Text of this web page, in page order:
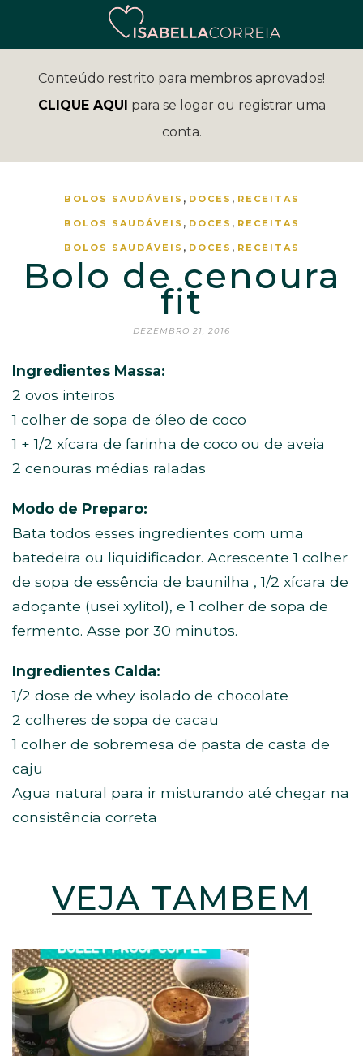
Conteúdo restrito para membros aprovados!
CLIQUE AQUI para se logar ou registrar uma
conta.
BOLOS SAUDÁVEIS , DOCES , RECEITAS
BOLOS SAUDÁVEIS , DOCES , RECEITAS
BOLOS SAUDÁVEIS , DOCES , RECEITAS
Bolo de cenoura
fit
DEZEMBRO 21, 2016
Ingredientes Massa:
2 ovos inteiros
1 colher de sopa de óleo de coco
1 + 1/2 xícara de farinha de coco ou de aveia
2 cenouras médias raladas
Modo de Preparo:
Bata todos esses ingredientes com uma
batedeira ou liquidificador. Acrescente 1 colher
de sopa de essência de baunilha , 1/2 xícara de
adoçante (usei xylitol), e 1 colher de sopa de
fermento. Asse por 30 minutos.
Ingredientes Calda:
1/2 dose de whey isolado de chocolate
2 colheres de sopa de cacau
1 colher de sobremesa de pasta de casta de
caju
Agua natural para ir misturando até chegar na
consistência correta
VEJA TAMBÉM